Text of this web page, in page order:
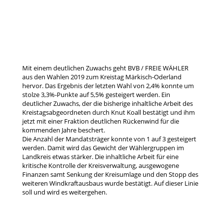
Mit einem deutlichen Zuwachs geht BVB / FREIE WÄHLER
aus den Wahlen 2019 zum Kreistag Märkisch-Oderland
hervor. Das Ergebnis der letzten Wahl von 2,4% konnte um
stolze 3,3%-Punkte auf 5,5% gesteigert werden. Ein
deutlicher Zuwachs, der die bisherige inhaltliche Arbeit des
Kreistagsabgeordneten durch Knut Koall bestätigt und ihm
jetzt mit einer Fraktion deutlichen Rückenwind für die
kommenden Jahre beschert.
Die Anzahl der Mandatsträger konnte von 1 auf 3 gesteigert
werden. Damit wird das Gewicht der Wählergruppen im
Landkreis etwas stärker. Die inhaltliche Arbeit für eine
kritische Kontrolle der Kreisverwaltung, ausgewogene
Finanzen samt Senkung der Kreisumlage und den Stopp des
weiteren Windkraftausbaus wurde bestätigt. Auf dieser Linie
soll und wird es weitergehen.